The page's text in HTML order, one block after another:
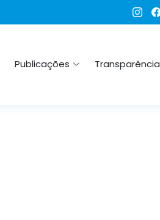
Publicações Transparência